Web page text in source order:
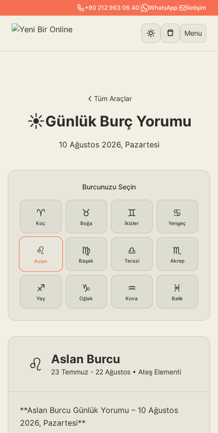
+90 212 963 06 40 WhatsApp İletişim
Menu
Tüm Araçlar
☀️Günlük Burç Yorumu
10 Ağustos 2026, Pazartesi
Burcunuzu Seçin
♈
Koç
♉
Boğa
♊
İkizler
♋
Yengeç
♌
Aslan
♍
Başak
♎
Terazi
♏
Akrep
♐
Yay
♑
Oğlak
♒
Kova
♓
Balık
♌ Aslan Burcu
23 Temmuz - 22 Ağustos • Ateş Elementi
**Aslan Burcu Günlük Yorumu – 10 Ağustos
2026, Pazartesi**